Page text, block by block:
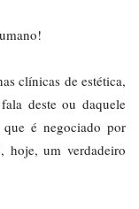
clínicas de estética,
deste ou daquele
é negociado por
hoje, um verdadeiro